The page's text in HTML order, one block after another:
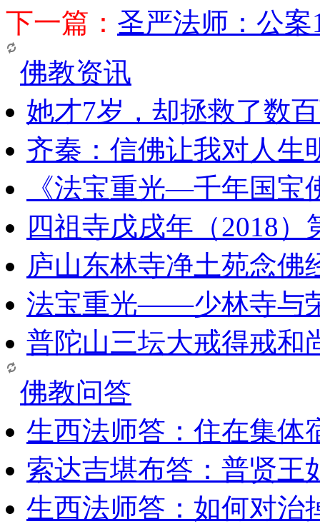
下一篇： 圣严法师：公案
佛教资讯
她才7岁，却拯救了数
齐秦：信佛让我对人生
《法宝重光—千年国宝
四祖寺戊戌年（2018
庐山东林寺净土苑念佛
法宝重光——少林寺与
普陀山三坛大戒得戒和
佛教问答
生西法师答：住在集体
索达吉堪布答：普贤王
生西法师答：如何对治